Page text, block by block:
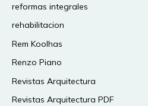
reformas integrales
rehabilitacion
Rem Koolhas
Renzo Piano
Revistas Arquitectura
Revistas Arquitectura PDF